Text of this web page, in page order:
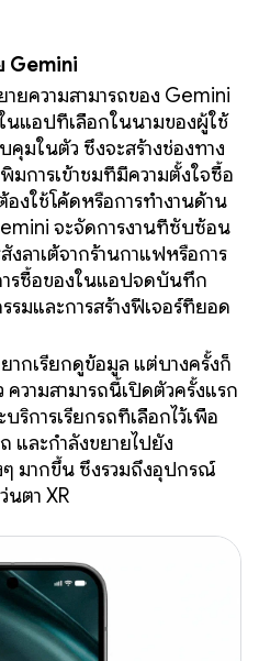
Gemini
ยความสามารถของ Gemini
นแอปที่เลือกในนามของผู้ใช้
คุมในตัว ซึ่งจะสร้างช่องทาง
มการเข้าชมที่มีความตั้งใจซื้อ
งใช้โค้ดหรือการทำงานด้าน
จะจัดการงานที่ซับซ้อน
ลาเต้จากร้านกาแฟหรือการ
ารซื้อของในแอปจดบันทึก
มและการสร้างฟีเจอร์ที่ยอด
ากเรียกดูข้อมูล แต่บางครั้งก็
ความสามารถนี้เปิดตัวครั้งแรก
ริการเรียกรถที่เลือกไว้เพื่อ
และกำลังขยายไปยัง
มากขึ้น ซึ่งรวมถึงอุปกรณ์
ตา XR